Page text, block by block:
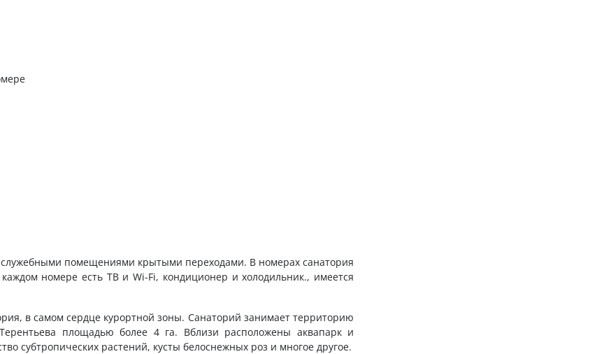
помещениями крытыми переходами. В номерах санатория
номере есть ТВ и Wi-Fi, кондиционер и холодильник., имеется
в самом сердце курортной зоны. Санаторий занимает территорию
площадью более 4 га. Вблизи расположены аквапарк и
субтропических растений, кусты белоснежных роз и многое другое.